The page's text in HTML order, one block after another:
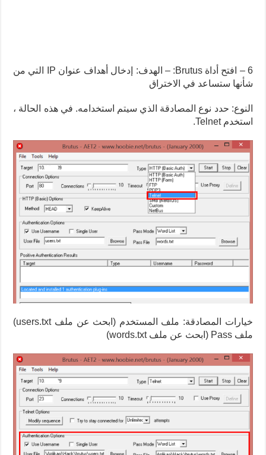
6 – افتح أداة Brutus: – الهدف: إدخال أهداف عنوان IP التي من
شأنها ستساعد في الاختراق
النوع: حدد نوع المصادقة الذي سيتم استخدامه. في هذه الحالة ،
استخدم Telnet.
خيارات المصادقة: ملف المستخدم (ابحث عن ملف users.txt)
ملف Pass (ابحث عن ملف words.txt)